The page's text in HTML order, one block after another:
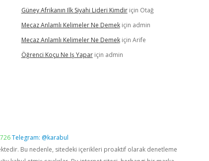
Güney Afrikanın Ilk Siyahi Lideri Kimdiriçin Otağ
Mecaz Anlamlı Kelimeler Ne Demekiçin admin
Mecaz Anlamlı Kelimeler Ne Demekiçin Arife
Öğrenci Koçu Ne Iş Yapariçin admin
Telegram: @karabul
Bu nedenle, sitedeki içerikleri proaktif olarak denetleme